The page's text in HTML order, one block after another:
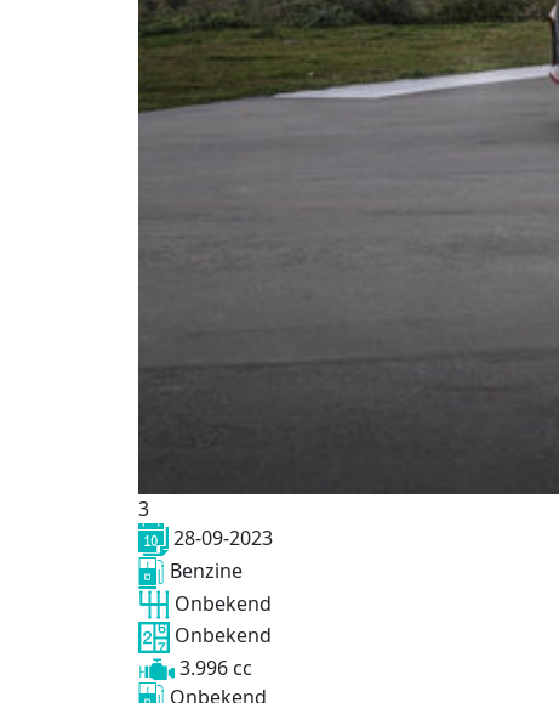
3
28-09-2023
Benzine
Onbekend
Onbekend
3.996 cc
Onbekend